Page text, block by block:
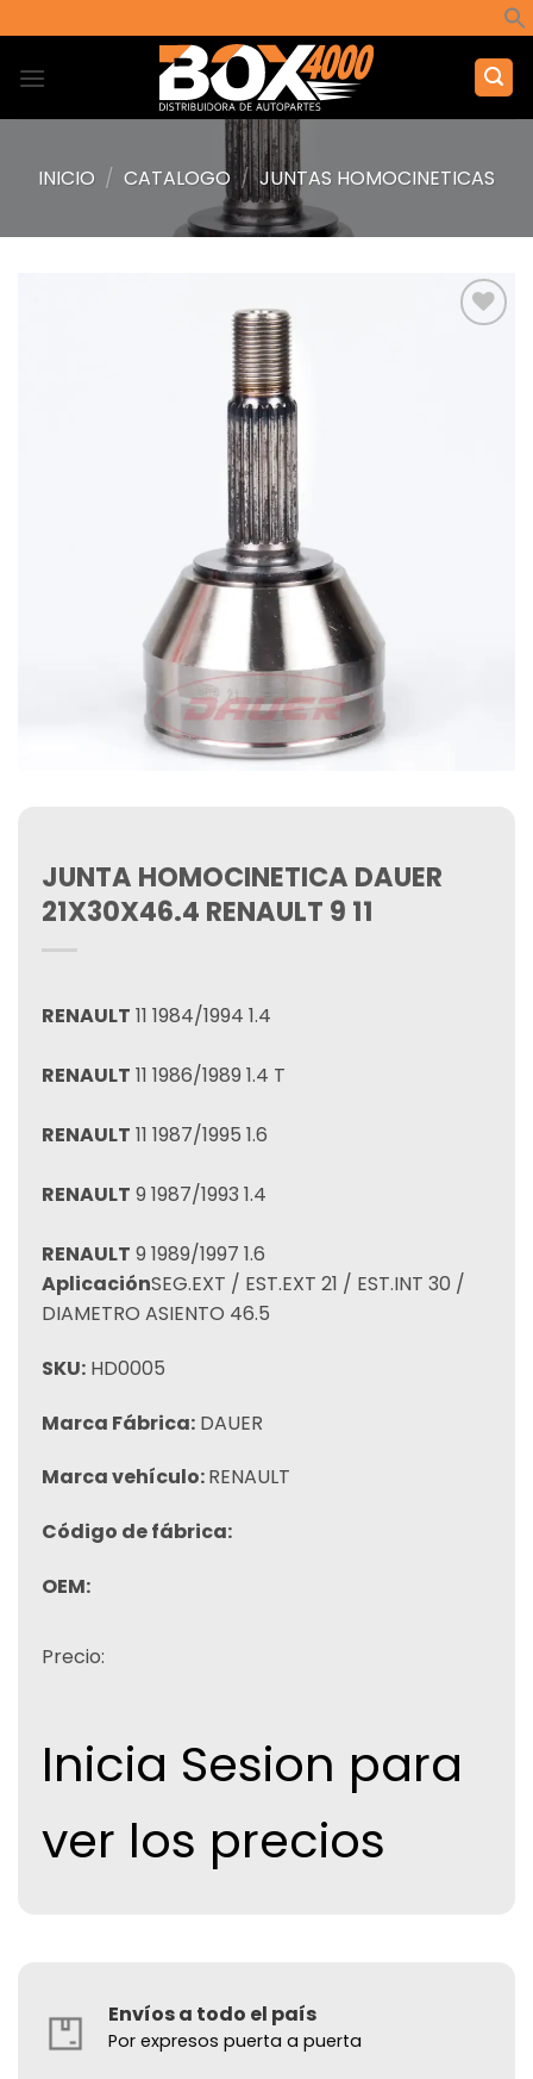
al
contenido
INICIO / CATALOGO / JUNTAS HOMOCINETICAS
JUNTA HOMOCINETICA DAUER
21X30X46.4 RENAULT 9 11
RENAULT 11 1984/1994 1.4
RENAULT 11 1986/1989 1.4 T
RENAULT 11 1987/1995 1.6
RENAULT 9 1987/1993 1.4
RENAULT 9 1989/1997 1.6
AplicaciónSEG.EXT / EST.EXT 21 / EST.INT 30 /
DIAMETRO ASIENTO 46.5
SKU: HD0005
Marca Fábrica: DAUER
Marca vehículo:RENAULT
Código de fábrica:
OEM:
Precio:
Inicia Sesion para
ver los precios
Envíos a todo el país
Por expresos puerta a puerta